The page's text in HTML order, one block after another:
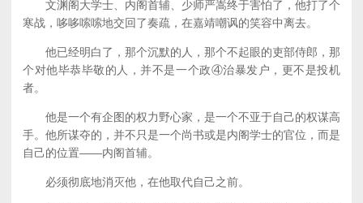
文渊阁大学士、内阁首辅、少师严嵩终于害怕了，他打了个
寒战，哆哆嗦嗦地交回了奏疏，在嘉靖嘲讽的笑容中离去。
他已经明白了，那个沉默的人，那个不起眼的吏部侍郎，那
个对他毕恭毕敬的人，并不是一个政④治暴发户，更不是投机
者。
他是一个有企图的权力野心家，是一个不亚于自己的权谋高
手。他所谋夺的，并不只是一个尚书或是内阁学士的官位，而是
自己的位置——内阁首辅。
必须彻底地消灭他，在他取代自己之前。